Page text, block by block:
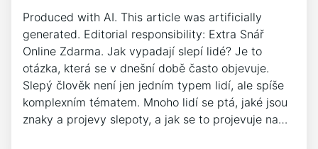
Produced with AI. This article was artificially
generated. Editorial responsibility: Extra Snář
Online Zdarma. Jak vypadají slepí lidé? Je to
otázka, která se v dnešní době často objevuje.
Slepý člověk není jen jedním typem lidí, ale spíše
komplexním tématem. Mnoho lidí se ptá, jaké jsou
znaky a projevy slepoty, a jak se to projevuje na…